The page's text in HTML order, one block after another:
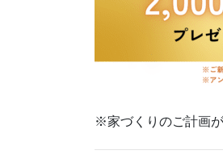
※家づくりのご計画